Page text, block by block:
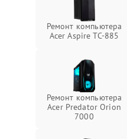
Ремонт компьютера
Acer Aspire TC-885
Ремонт компьютера
Acer Predator Orion
7000